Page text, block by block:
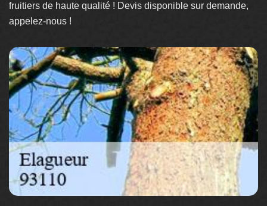
fruitiers de haute qualité ! Devis disponible sur demande,
appelez-nous !